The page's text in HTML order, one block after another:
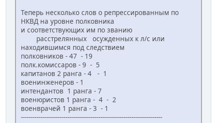
Теперь несколько слов о репрессированным по
НКВД на уровне полковника
и соответствующих им по званию
расстрелянных осужденных к л/с или
находившимся под следствием
полковников - 47 - 19
полк.комиссаров - 9 - 5
капитанов 2 ранга - 4 - 1
военинженеров - 1
интендантов 1 ранга - 7
военюристов 1 ранга - 4 - 2
военврачей 1 ранга - 3 - 1
-------------------------------------------------------------------------